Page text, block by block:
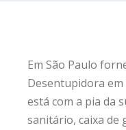
Em São Paulo
Desentupidora em
está com a pia da
sanitário, caixa de